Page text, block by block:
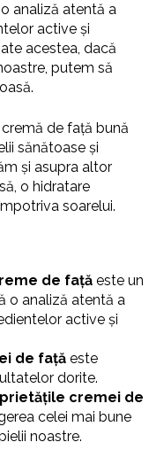
analiză atentă a
active și
acestea, dacă
putem să
de față bună
sănătoase și
și asupra altor
o hidratare
soarelui.
de față este un
o analiză atentă a
active și
de față este
dorite.
cremei de
celei mai bune
noastre.